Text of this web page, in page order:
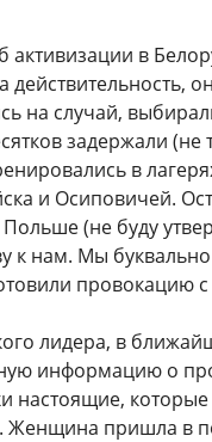
активизации в
действительность,
на случай,
задержали (не
в
и Осиповичей.
(не буду
к нам. Мы
провокацию
лидера, в
информацию о
настоящие,
пришла в